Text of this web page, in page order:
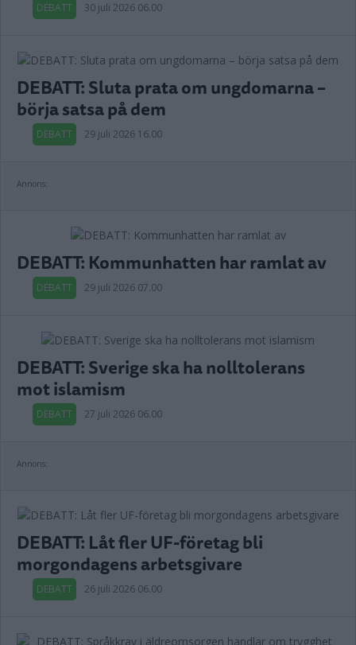
DEBATT 30 juli 2026 06.00
DEBATT: Sluta prata om ungdomarna –
börja satsa på dem
DEBATT 29 juli 2026 16.00
Annons:
DEBATT: Kommunhatten har ramlat av
DEBATT 29 juli 2026 07.00
DEBATT: Sverige ska ha nolltolerans
mot islamism
DEBATT 27 juli 2026 06.00
Annons:
DEBATT: Låt fler UF-företag bli
morgondagens arbetsgivare
DEBATT 26 juli 2026 06.00